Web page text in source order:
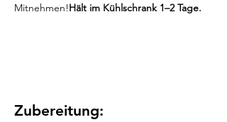
Mitnehmen!Hält im Kühlschrank 1–2 Tage.
Zubereitung: